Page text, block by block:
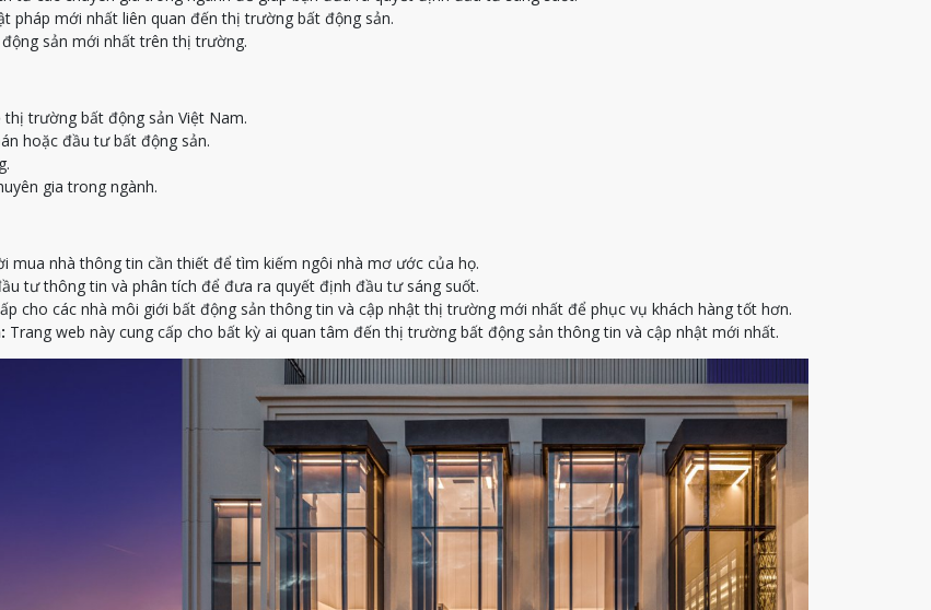
pháp mới nhất liên quan đến thị trường bất động sản.
sản mới nhất trên thị trường.
trường bất động sản Việt Nam.
hoặc đầu tư bất động sản.
gia trong ngành.
mua nhà thông tin cần thiết để tìm kiếm ngôi nhà mơ ước của họ.
tư thông tin và phân tích để đưa ra quyết định đầu tư sáng suốt.
cho các nhà môi giới bất động sản thông tin và cập nhật thị trường mới nhất để phục vụ khách hàng tốt hơn.
Trang web này cung cấp cho bất kỳ ai quan tâm đến thị trường bất động sản thông tin và cập nhật mới nhất.